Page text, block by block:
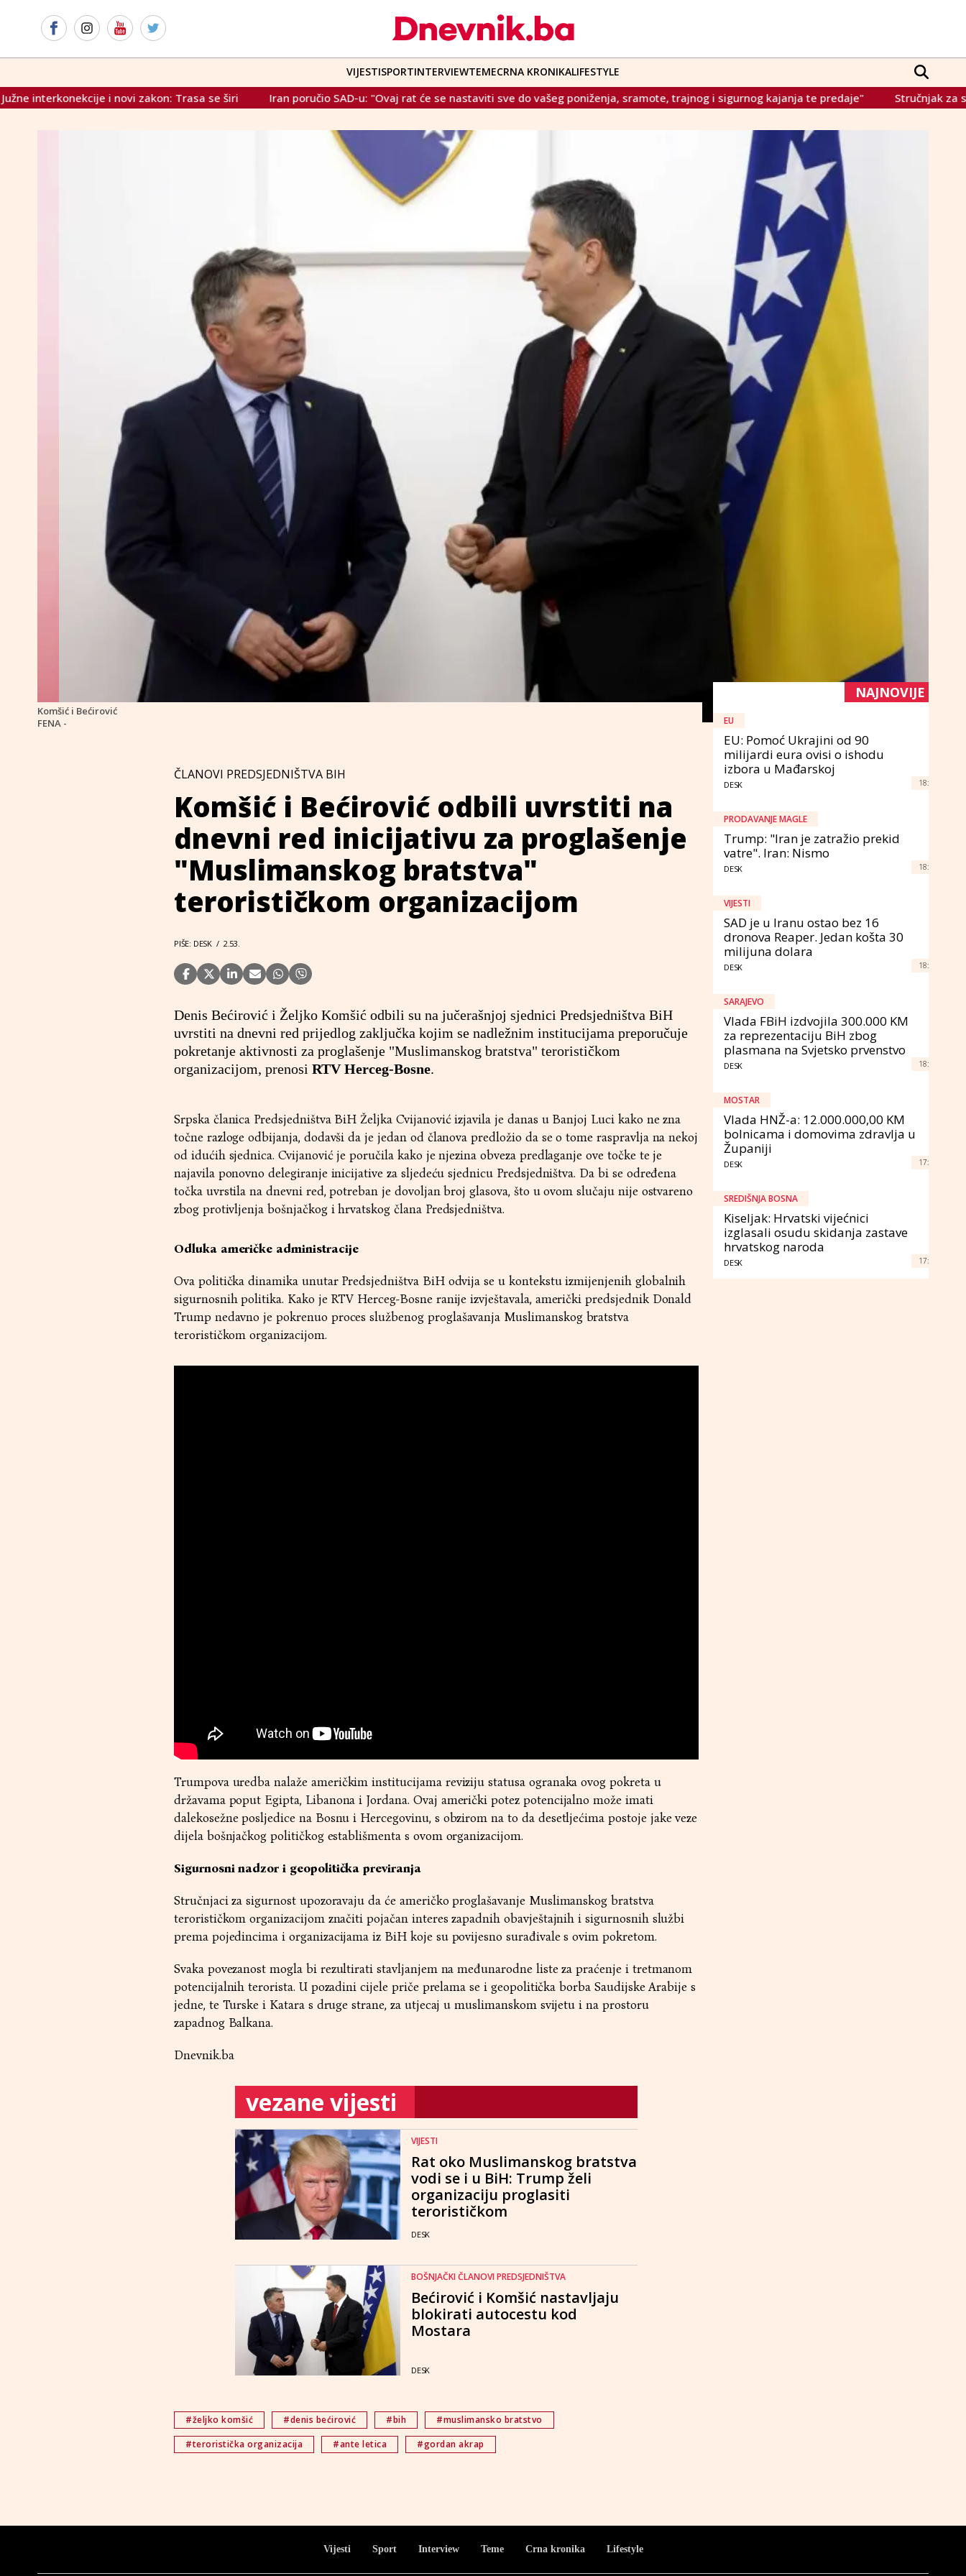
VIJESTISPORTINTERVIEWTEMECRNA KRONIKALIFESTYLE
Trasa se širi Iran poručio SAD-u: "Ovaj rat će se nastaviti sve do vašeg poniženja, sramote, trajnog i sigurnog kajanja te predaje" Stručnjak za sigurnost: "Dolazak
Komšić i Bećirović
FENA -
ČLANOVI PREDSJEDNIŠTVA BIH
Komšić i Bećirović odbili uvrstiti na
dnevni red inicijativu za proglašenje
"Muslimanskog bratstva"
terorističkom organizacijom
PIŠE: DESK / 2.53.
Denis Bećirović i Željko Komšić odbili su na jučerašnjoj sjednici Predsjedništva BiH
uvrstiti na dnevni red prijedlog zaključka kojim se nadležnim institucijama preporučuje
pokretanje aktivnosti za proglašenje "Muslimanskog bratstva" terorističkom
organizacijom, prenosi RTV Herceg-Bosne.
Srpska članica Predsjedništva BiH Željka Cvijanović izjavila je danas u Banjoj Luci kako ne zna
točne razloge odbijanja, dodavši da je jedan od članova predložio da se o tome raspravlja na nekoj
od idućih sjednica. Cvijanović je poručila kako je njezina obveza predlaganje ove točke te je
najavila ponovno delegiranje inicijative za sljedeću sjednicu Predsjedništva. Da bi se određena
točka uvrstila na dnevni red, potreban je dovoljan broj glasova, što u ovom slučaju nije ostvareno
zbog protivljenja bošnjačkog i hrvatskog člana Predsjedništva.
Odluka američke administracije
Ova politička dinamika unutar Predsjedništva BiH odvija se u kontekstu izmijenjenih globalnih
sigurnosnih politika. Kako je RTV Herceg-Bosne ranije izvještavala, američki predsjednik Donald
Trump nedavno je pokrenuo proces službenog proglašavanja Muslimanskog bratstva
terorističkom organizacijom.
Trumpova uredba nalaže američkim institucijama reviziju statusa ogranaka ovog pokreta u
državama poput Egipta, Libanona i Jordana. Ovaj američki potez potencijalno može imati
dalekosežne posljedice na Bosnu i Hercegovinu, s obzirom na to da desetljećima postoje jake veze
dijela bošnjačkog političkog establišmenta s ovom organizacijom.
Sigurnosni nadzor i geopolitička previranja
Stručnjaci za sigurnost upozoravaju da će američko proglašavanje Muslimanskog bratstva
terorističkom organizacijom značiti pojačan interes zapadnih obavještajnih i sigurnosnih službi
prema pojedincima i organizacijama iz BiH koje su povijesno surađivale s ovim pokretom.
Svaka povezanost mogla bi rezultirati stavljanjem na međunarodne liste za praćenje i tretmanom
potencijalnih terorista. U pozadini cijele priče prelama se i geopolitička borba Saudijske Arabije s
jedne, te Turske i Katara s druge strane, za utjecaj u muslimanskom svijetu i na prostoru
zapadnog Balkana.
Dnevnik.ba
vezane vijesti
VIJESTI
Rat oko Muslimanskog bratstva
vodi se i u BiH: Trump želi
organizaciju proglasiti
terorističkom
DESK
BOŠNJAČKI ČLANOVI PREDSJEDNIŠTVA
Bećirović i Komšić nastavljaju
blokirati autocestu kod
Mostara
DESK
#željko komšić #denis bećirović #bih
#muslimansko bratstvo
#teroristička organizacija
#ante letica #gordan akrap
NAJNOVIJE
EU
EU: Pomoć Ukrajini od 90
milijardi eura ovisi o ishodu
izbora u Mađarskoj
DESK 18:
PRODAVANJE MAGLE
Trump: "Iran je zatražio prekid
vatre". Iran: Nismo
DESK 18:
VIJESTI
SAD je u Iranu ostao bez 16
dronova Reaper. Jedan košta 30
milijuna dolara
DESK 18:
SARAJEVO
Vlada FBiH izdvojila 300.000 KM
za reprezentaciju BiH zbog
plasmana na Svjetsko prvenstvo
DESK 18:
MOSTAR
Vlada HNŽ-a: 12.000.000,00 KM
bolnicama i domovima zdravlja u
Županiji
DESK 17:
SREDIŠNJA BOSNA
Kiseljak: Hrvatski vijećnici
izglasali osudu skidanja zastave
hrvatskog naroda
DESK 17:
Vijesti Sport Interview Teme Crna kronika Lifestyle